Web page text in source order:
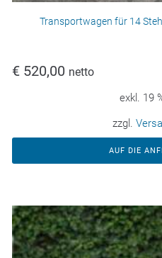
Transportwagen für 14
€ 520,00 netto
exkl. 19
zzgl.
AUF DIE